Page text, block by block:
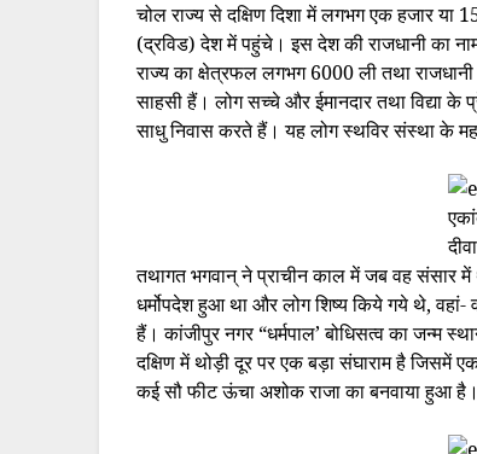
चोल राज्य से दक्षिण दिशा में लगभग एक हजार
(द्रविड) देश में पहुंचे। इस देश की राजधानी का
राज्य का क्षेत्रफल लगभग 6000 ली तथा
साहसी हैं। लोग सच्चे और ईमानदार तथा विद्या
साधु निवास करते हैं। यह लोग स्थविर संस्था के
तथागत भगवान् ने प्राचीन काल में जब वह संसार
धर्मोपदेश हुआ था और लोग शिष्य किये गये थे,
हैं। कांजीपुर नगर “धर्मपाल’ बोधिसत्व का जन्म
दक्षिण में थोड़ी दूर पर एक बड़ा संघाराम है जिसमें
कई सौ फीट ऊंचा अशोक राजा का बनवाया हुआ